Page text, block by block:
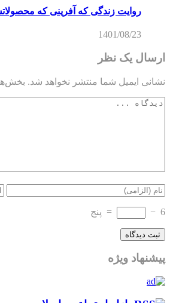
روایت زندگی که آفرینی که
1401/08/23
ارسال یک نظر
نشانی ایمیل شما منتشر نخواهد شد.
6
−
= پنج
پیشنهاد ویژه